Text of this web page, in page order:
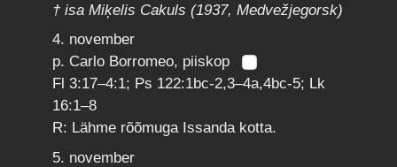
† isa Miķelis Cakuls (1937, Medvežjegorsk)
4. november
p. Carlo Borromeo, piiskop
Fl 3:17–4:1; Ps 122:1bc-2,3–4a,4bc-5; Lk
16:1–8
R: Lähme rõõmuga Issanda kotta.
5. november